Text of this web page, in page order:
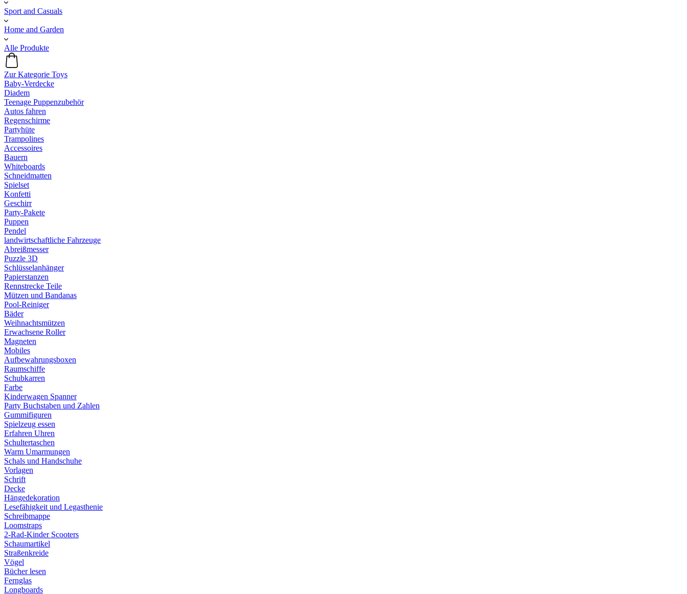
Sport and Casuals
Home and Garden
Alle Produkte
Zur Kategorie Toys
Baby-Verdecke
Diadem
Teenage Puppenzubehör
Autos fahren
Regenschirme
Partyhüte
Trampolines
Accessoires
Bauern
Whiteboards
Schneidmatten
Spielset
Konfetti
Geschirr
Party-Pakete
Puppen
Pendel
landwirtschaftliche Fahrzeuge
Abreißmesser
Puzzle 3D
Schlüsselanhänger
Papierstanzen
Rennstrecke Teile
Mützen und Bandanas
Pool-Reiniger
Bäder
Weihnachtsmützen
Erwachsene Roller
Magneten
Mobiles
Aufbewahrungsboxen
Raumschiffe
Schubkarren
Farbe
Kinderwagen Spanner
Party Buchstaben und Zahlen
Gummifiguren
Spielzeug essen
Erfahren Uhren
Schultertaschen
Warm Umarmungen
Schals und Handschuhe
Vorlagen
Schrift
Decke
Hängedekoration
Lesefähigkeit und Legasthenie
Schreibmappe
Loomstraps
2-Rad-Kinder Scooters
Schaumartikel
Straßenkreide
Vögel
Bücher lesen
Fernglas
Longboards